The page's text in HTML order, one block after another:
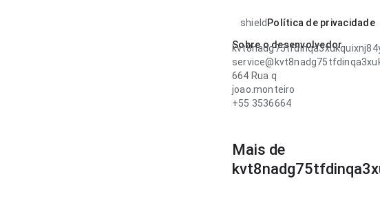
shield Política de privacidade
Sobre o desenvolvedor
664 Rua q
joao.monteiro
+55 3536664
Mais de